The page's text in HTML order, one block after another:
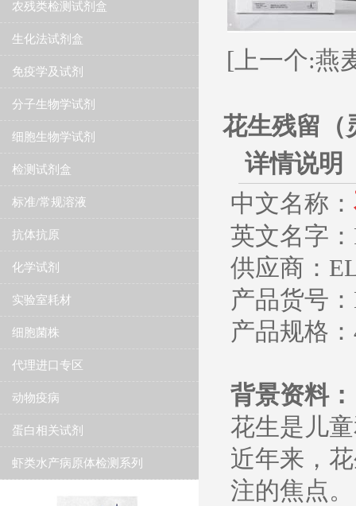
农残类检测试剂盒
生化法试剂盒
免疫学及试剂
分子生物学试剂
细胞生物学试剂
检测试剂盒
标准/常规溶液
抗体抗原
化学试剂
实验室耗材
细胞菌株
代理进口专区
动物疫病
蛋白相关试剂
虾类水产病原体检测系列
[上一个:燕
花生残留（
详情说明
中文名称：
英文名字：
供应商：
产品货号：
产品规格
背景资料：
花生是儿
近年来，
注的焦点。